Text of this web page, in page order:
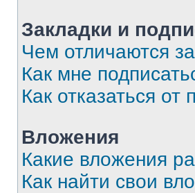
Закладки и
Чем отличаются
Как мне
Как отказаться от
Вложения
Какие вложения
Как найти свои